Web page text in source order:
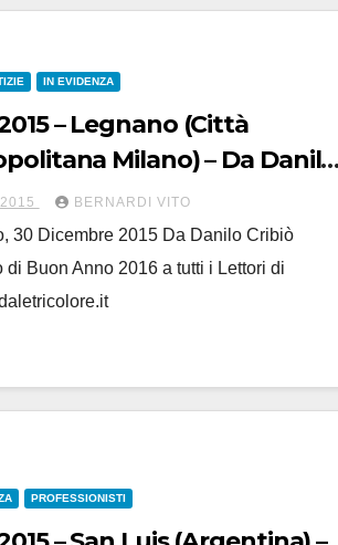
IN EVIDENZA
– Legnano (Città
Milano) – Da Danilo
: Buon 2016 a tutti i Lettori
BERNARDI VITO
30 Dicembre 2015 Da Danilo Cribiò
di Buon Anno 2016 a tutti i Lettori di
PROFESSIONISTI